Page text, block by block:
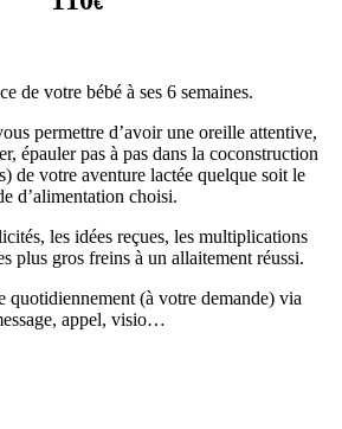
de votre bébé à ses 6 semaines.
permettre d’avoir une oreille attentive,
épauler pas à pas dans la coconstruction
de votre aventure lactée quelque soit le
d’alimentation choisi.
les idées reçues, les multiplications
plus gros freins à un allaitement réussi.
quotidiennement (à votre demande) via
appel, visio…